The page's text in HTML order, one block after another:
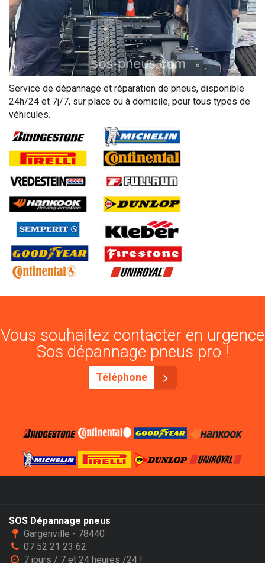
Service de dépannage et réparation de pneus, disponible
24h/24 et 7j/7, sur place ou à domicile, pour tous types de
véhicules.
Vous souhaitez contacter en urgence
Sos dépannage pneus pro !
Téléphone
SOS Dépannage pneus
Gargenville - 78440
07 52 21 23 62
7 jours / 7 et 24 heures /24 !